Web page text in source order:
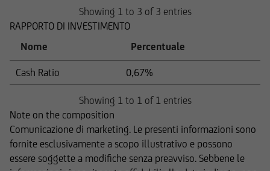
Showing 1 to 3 of 3 entries
RAPPORTO DI INVESTIMENTO
Nome
Percentuale
Cash Ratio 0,67%
Showing 1 to 1 of 1 entries
Note on the composition
Comunicazione di marketing. Le presenti informazioni sono
fornite esclusivamente a scopo illustrativo e possono
essere soggette a modifiche senza preavviso. Sebbene le